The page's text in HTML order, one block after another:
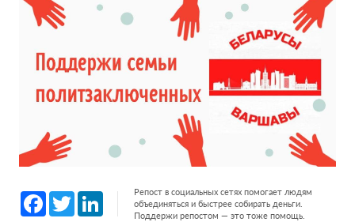
Facebook
Twitter LinkedInРепост в социальных сетях помогает людям
объединяться и быстрее собирать деньги.
Поддержи репостом — это тоже помощь.